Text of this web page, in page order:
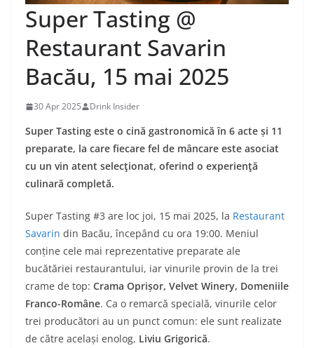
Super Tasting @
Restaurant Savarin
Bacău, 15 mai 2025
30 Apr 2025 Drink Insider
Super Tasting este o cină gastronomică în 6 acte și 11
preparate, la care fiecare fel de mâncare este asociat
cu un vin atent selecţionat, oferind o experienţă
culinară completă.
Super Tasting #3 are loc joi, 15 mai 2025, la Restaurant
Savarin din Bacău, începând cu ora 19:00. Meniul
conține cele mai reprezentative preparate ale
bucătăriei restaurantului, iar vinurile provin de la trei
crame de top: Crama Oprișor, Velvet Winery, Domeniile
Franco-Române. Ca o remarcă specială, vinurile celor
trei producători au un punct comun: ele sunt realizate
de către același enolog, Liviu Grigorică.